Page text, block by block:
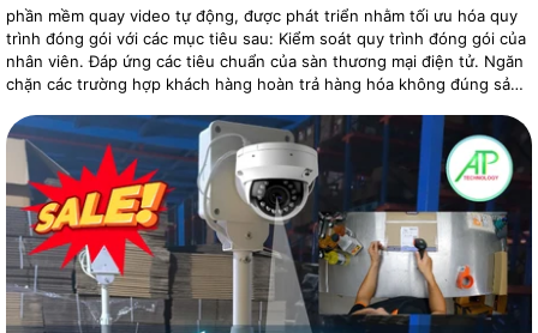
phần mềm quay video tự động, được phát triển nhằm tối ưu hóa quy
trình đóng gói với các mục tiêu sau: Kiểm soát quy trình đóng gói của
nhân viên. Đáp ứng các tiêu chuẩn của sàn thương mại điện tử. Ngăn
chặn các trường hợp khách hàng hoàn trả hàng hóa không đúng sản